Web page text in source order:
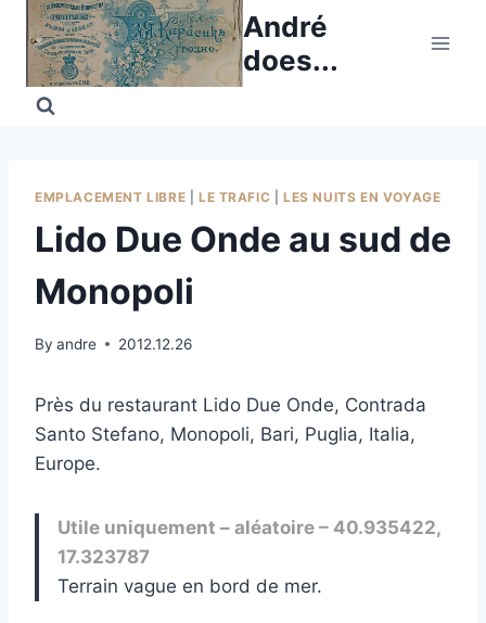
Skip
content
André
does...
EMPLACEMENT LIBRE LE TRAFIC |LES NUITS EN VOYAGE
Lido Due Onde au sud de
Monopoli
By andre 2012.12.26
Près du restaurant Lido Due Onde, Contrada
Santo Stefano, Monopoli, Bari, Puglia, Italia,
Europe.
Utile uniquement – aléatoire – 40.935422,
17.323787
Terrain vague en bord de mer.